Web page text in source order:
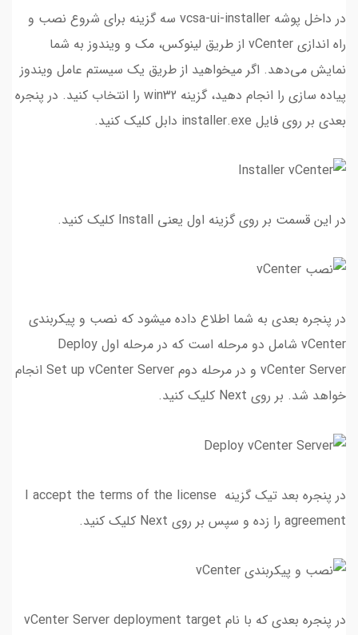
در داخل پوشه vcsa-ui-installer سه گزینه برای شروع نصب و
راه اندازی vCenter از طریق لینوکس، مک و ویندوز به شما
نمایش می‌دهد. اگر میخواهید از طریق یک سیستم عامل ویندوز
پیاده سازی را انجام دهید، گزینه win32 را انتخاب کنید. در پنجره
بعدی بر روی فایل installer.exe دابل کلیک کنید.
در این قسمت بر روی گزینه اول یعنی Install کلیک کنید.
در پنجره بعدی به شما اطلاع داده میشود که نصب و پیکربندی
vCenter شامل دو مرحله است که در مرحله اول Deploy
vCenter Server و در مرحله دوم Set up vCenter Server انجام
خواهد شد. بر روی Next کلیک کنید.
در پنجره بعد تیک گزینه I accept the terms of the license
agreement را زده و سپس بر روی Next کلیک کنید.
در پنجره بعدی که با نام vCenter Server deployment target